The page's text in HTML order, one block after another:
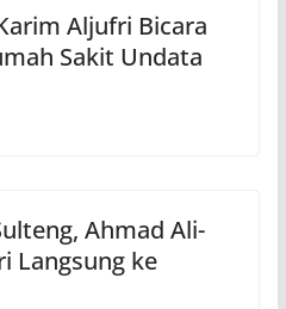
Aljufri Bicara
Sakit Undata
Ahmad Ali-
Langsung ke